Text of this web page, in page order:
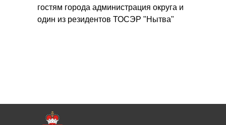
гостям города администрация округа и
один из резидентов ТОСЭР "Hытвa"